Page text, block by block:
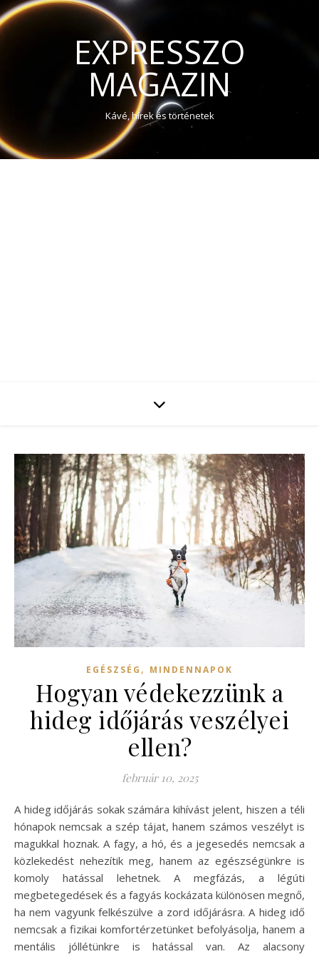
EXPRESSZO
MAGAZIN
Kávé, hírek és történetek
EGÉSZSÉG , MINDENNAPOK
Hogyan védekezzünk a
hideg időjárás veszélyei
ellen?
február 10, 2025
A hideg időjárás sokak számára kihívást jelent, hiszen a téli
hónapok nemcsak a szép tájat, hanem számos veszélyt is
magukkal hoznak. A fagy, a hó, és a jegesedés nemcsak a
közlekedést nehezítik meg, hanem az egészségünkre is
komoly hatással lehetnek. A megfázás, a légúti
megbetegedések és a fagyás kockázata különösen megnő,
ha nem vagyunk felkészülve a zord időjárásra. A hideg idő
nemcsak a fizikai komfortérzetünket befolyásolja, hanem a
mentális jóllétünkre is hatással van. Az alacsony